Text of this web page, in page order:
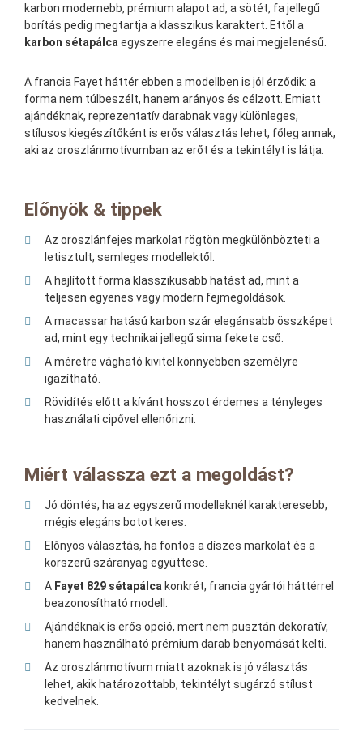
karbon modernebb, prémium alapot ad, a sötét, fa jellegű
borítás pedig megtartja a klasszikus karaktert. Ettől a
karbon sétapálca egyszerre elegáns és mai megjelenésű.
A francia Fayet háttér ebben a modellben is jól érződik: a
forma nem túlbeszélt, hanem arányos és célzott. Emiatt
ajándéknak, reprezentatív darabnak vagy különleges,
stílusos kiegészítőként is erős választás lehet, főleg annak,
aki az oroszlánmotívumban az erőt és a tekintélyt is látja.
Előnyök & tippek
Az oroszlánfejes markolat rögtön megkülönbözteti a
letisztult, semleges modellektől.
A hajlított forma klasszikusabb hatást ad, mint a
teljesen egyenes vagy modern fejmegoldások.
A macassar hatású karbon szár elegánsabb összképet
ad, mint egy technikai jellegű sima fekete cső.
A méretre vágható kivitel könnyebben személyre
igazítható.
Rövidítés előtt a kívánt hosszot érdemes a tényleges
használati cipővel ellenőrizni.
Miért válassza ezt a megoldást?
Jó döntés, ha az egyszerű modelleknél karakteresebb,
mégis elegáns botot keres.
Előnyös választás, ha fontos a díszes markolat és a
korszerű száranyag együttese.
A Fayet 829 sétapálca konkrét, francia gyártói háttérrel
beazonosítható modell.
Ajándéknak is erős opció, mert nem pusztán dekoratív,
hanem használható prémium darab benyomását kelti.
Az oroszlánmotívum miatt azoknak is jó választás
lehet, akik határozottabb, tekintélyt sugárzó stílust
kedvelnek.